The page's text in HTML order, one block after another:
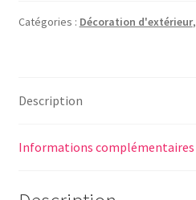
Catégories : Décoration d'extérieur,
Description
Informations complémentaires